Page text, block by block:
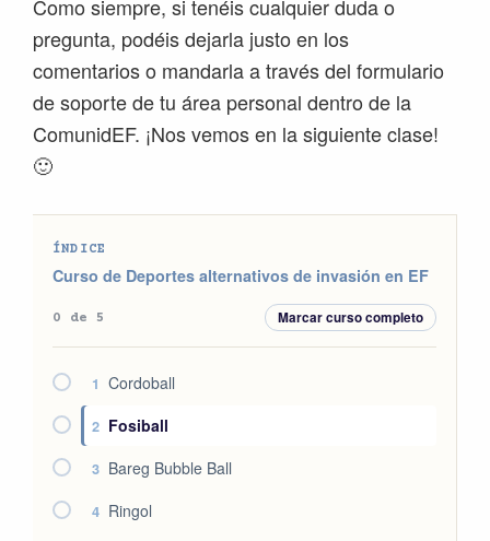
Como siempre, si tenéis cualquier duda o
pregunta, podéis dejarla justo en los
comentarios o mandarla a través del formulario
de soporte de tu área personal dentro de la
ComunidEF. ¡Nos vemos en la siguiente clase!
🙂
ÍNDICE
Curso de Deportes alternativos de invasión en EF
0 de 5 Marcar curso completo
1 Cordoball
2 Fosiball
3 Bareg Bubble Ball
4 Ringol